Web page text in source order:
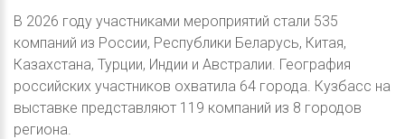
В 2026 году участниками мероприятий стали 535
компаний из России, Республики Беларусь, Китая,
Казахстана, Турции, Индии и Австралии. География
российских участников охватила 64 города. Кузбасс на
выставке представляют 119 компаний из 8 городов
региона.